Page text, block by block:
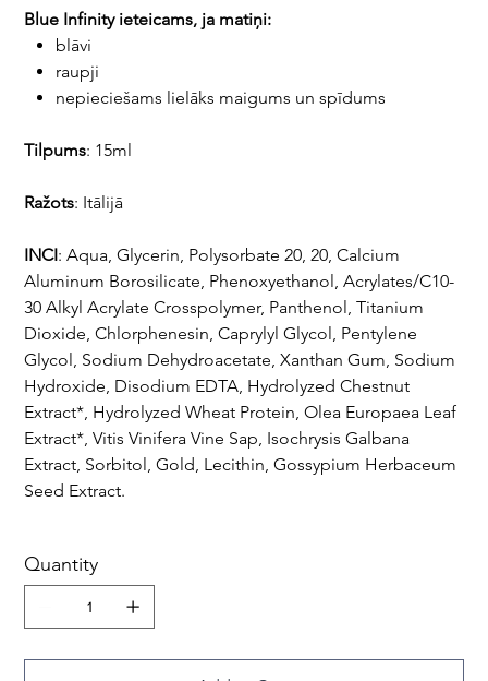
Blue Infinity ieteicams, ja matiņi:
blāvi
raupji
nepieciešams lielāks maigums un spīdums
Tilpums: 15ml
Ražots: Itālijā
INCI: Aqua, Glycerin, Polysorbate 20, 20, Calcium
Aluminum Borosilicate, Phenoxyethanol, Acrylates/C10-
30 Alkyl Acrylate Crosspolymer, Panthenol, Titanium
Dioxide, Chlorphenesin, Caprylyl Glycol, Pentylene
Glycol, Sodium Dehydroacetate, Xanthan Gum, Sodium
Hydroxide, Disodium EDTA, Hydrolyzed Chestnut
Extract*, Hydrolyzed Wheat Protein, Olea Europaea Leaf
Extract*, Vitis Vinifera Vine Sap, Isochrysis Galbana
Extract, Sorbitol, Gold, Lecithin, Gossypium Herbaceum
Seed Extract.
Quantity